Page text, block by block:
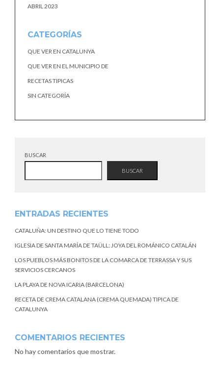
ABRIL 2023
CATEGORÍAS
QUE VER EN CATALUNYA
QUE VER EN EL MUNICIPIO DE
RECETAS TIPICAS
SIN CATEGORÍA
BUSCAR
BUSCAR
ENTRADAS RECIENTES
CATALUÑA: UN DESTINO QUE LO TIENE TODO
IGLESIA DE SANTA MARÍA DE TAÜLL: JOYA DEL ROMÁNICO CATALÁN
LOS PUEBLOS MÁS BONITOS DE LA COMARCA DE TERRASSA Y SUS
SERVICIOS CERCANOS
LA PLAYA DE NOVA ICARIA (BARCELONA)
RECETA DE CREMA CATALANA (CREMA QUEMADA) TIPICA DE
CATALUNYA
COMENTARIOS RECIENTES
No hay comentarios que mostrar.